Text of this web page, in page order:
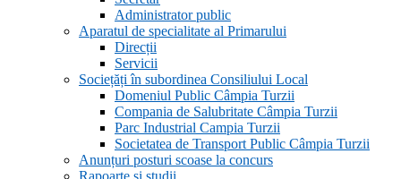
Administrator public
Aparatul de specialitate al Primarului
Direcții
Servicii
Sociețăți în subordinea Consiliului Local
Domeniul Public Câmpia Turzii
Compania de Salubritate Câmpia Turzii
Parc Industrial Campia Turzii
Societatea de Transport Public Câmpia Turzii
Anunțuri posturi scoase la concurs
Rapoarte și studii